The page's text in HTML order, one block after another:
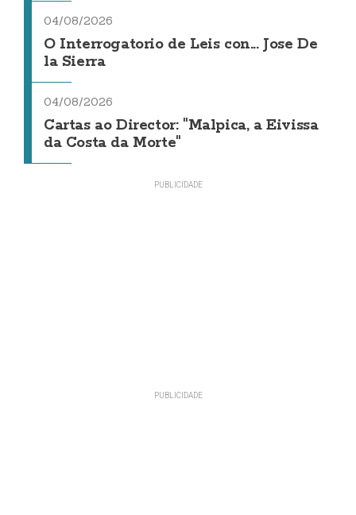
04/08/2026
O Interrogatorio de Leis con... Jose De
la Sierra
04/08/2026
Cartas ao Director: "Malpica, a Eivissa
da Costa da Morte"